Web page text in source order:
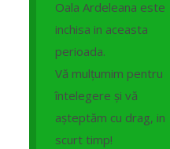
Oala Ardeleana este
inchisa in aceasta
perioada.
Vă mulțumim pentru
întelegere și vă
așteptăm cu drag, in
scurt timp!